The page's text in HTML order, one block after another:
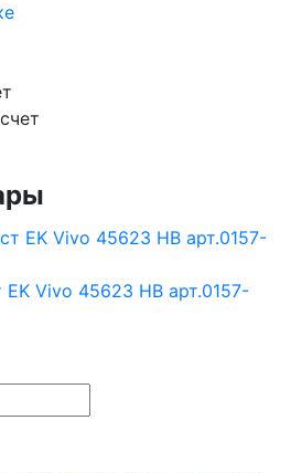
Vivo 45623 HB арт.0157-